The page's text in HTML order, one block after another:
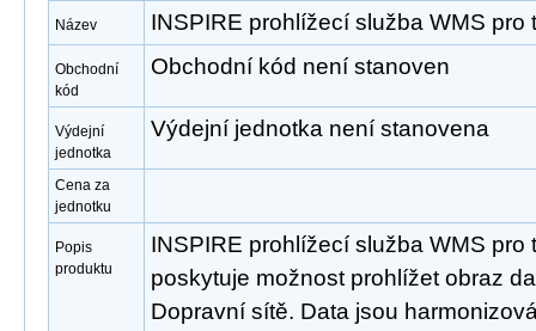
Název INSPIRE prohlížecí služba WMS pro
Obchodní
kód
Obchodní kód není stanoven
Výdejní
jednotka
Výdejní jednotka není stanovena
Cena za
jednotku
Popis
produktu
INSPIRE prohlížecí služba WMS pro
poskytuje možnost prohlížet obraz
Dopravní sítě. Data jsou